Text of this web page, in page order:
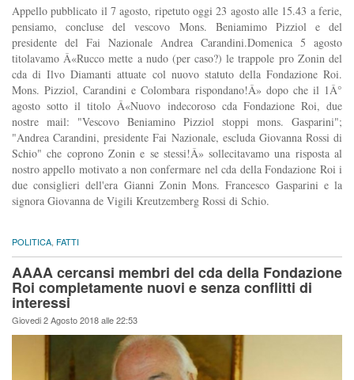
Appello pubblicato il 7 agosto, ripetuto oggi 23 agosto alle 15.43 a ferie,
pensiamo, concluse del vescovo Mons. Beniamimo Pizziol e del
presidente del Fai Nazionale Andrea Carandini.Domenica 5 agosto
titolavamo Â«Rucco mette a nudo (per caso?) le trappole pro Zonin del
cda di Ilvo Diamanti attuate col nuovo statuto della Fondazione Roi.
Mons. Pizziol, Carandini e Colombara rispondano!Â» dopo che il 1Â°
agosto sotto il titolo Â«Nuovo indecoroso cda Fondazione Roi, due
nostre mail: "Vescovo Beniamino Pizziol stoppi mons. Gasparini";
"Andrea Carandini, presidente Fai Nazionale, escluda Giovanna Rossi di
Schio" che coprono Zonin e se stessi!Â» sollecitavamo una risposta al
nostro appello motivato a non confermare nel cda della Fondazione Roi i
due consiglieri dell'era Gianni Zonin Mons. Francesco Gasparini e la
signora Giovanna de Vigili Kreutzemberg Rossi di Schio.
POLITICA FATTI
AAAA cercansi membri del cda della Fondazione
Roi completamente nuovi e senza conflitti di
interessi
Giovedi 2 Agosto 2018 alle 22:53